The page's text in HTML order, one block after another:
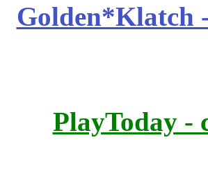
Golden*Klatch
PlayToday -